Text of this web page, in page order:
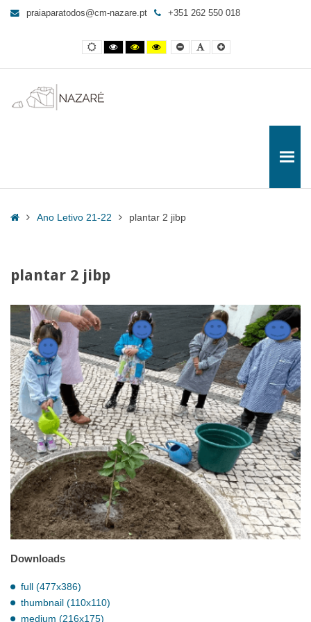
Praia
Todos
praiaparatodos@cm-nazare.pt +351 262 550 018
Contraste
normal
Contraste
preto
branco
Contraste
preto
amarelo
Yellow
and
contrast
Smaller
Font
Letra
por
Letra
maior
HomeAno Letivo 21-22 plantar 2 jibp
plantar 2 jibp
Downloads
full (477x386)
thumbnail (110x110)
medium (216x175)